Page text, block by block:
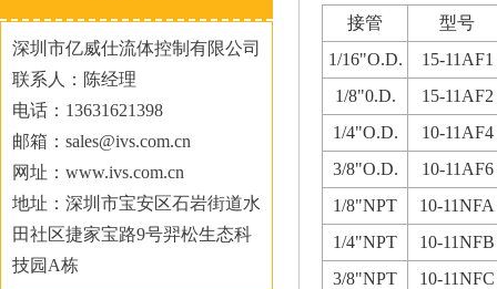
深圳市亿威仕流体控制有限公司
联系人：陈经理
电话：13631621398
邮箱：sales@ivs.com.cn
网址：www.ivs.com.cn
地址：深圳市宝安区石岩街道水
田社区捷家宝路9号羿松生态科
技园A栋
接管
型号
1/16"O.D.
15-11AF1
1/8"0.D.
15-11AF2
1/4"O.D.
10-11AF4
3/8"O.D.
10-11AF6
1/8"NPT
10-11NFA
1/4"NPT
10-11NFB
3/8"NPT
10-11NFC